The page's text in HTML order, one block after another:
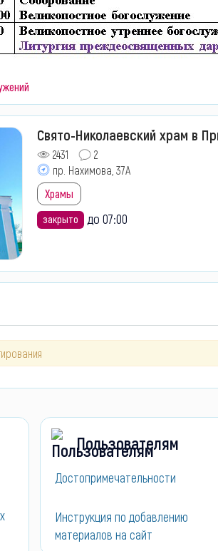
Свято-Николаевский храм в
2431
2
пр. Нахимова, 37А
Храмы
закрыто до 07:00
Пользователям
Достопримечательности
Инструкция по добавлению
материалов на сайт